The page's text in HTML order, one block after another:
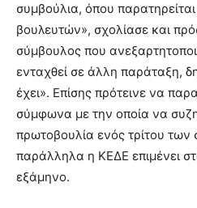
συμβούλια, όπου
βουλευτών», σχολίασε και
σύμβουλος που
ενταχθεί σε άλλη παράταξη,
έχει». Επίσης πρότεινε να
σύμφωνα με την οποία να
πρωτοβουλία ενός τρίτου των
παράλληλα η ΚΕΔΕ επιμένει
εξάμηνο.